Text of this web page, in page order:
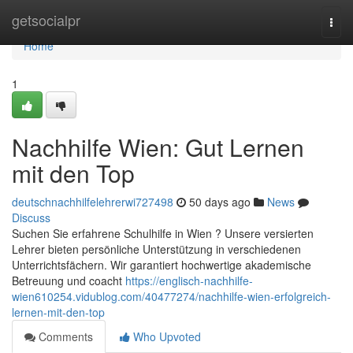
getsocialpr
Home
Home
1
Nachhilfe Wien: Gut Lernen
mit den Top
deutschnachhilfelehrerwi727498 50 days ago
News
Discuss
Suchen Sie erfahrene Schulhilfe in Wien ? Unsere versierten
Lehrer bieten persönliche Unterstützung in verschiedenen
Unterrichtsfächern. Wir garantiert hochwertige akademische
Betreuung und coacht https://englisch-nachhilfe-
wien610254.vidublog.com/40477274/nachhilfe-wien-erfolgreich-
lernen-mit-den-top
Comments
Who Upvoted